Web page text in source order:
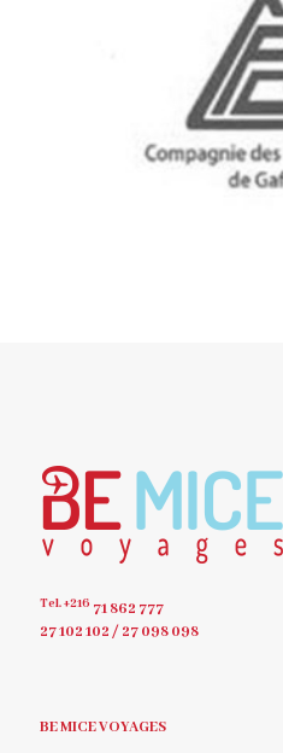
Tel. +216 71 862 777
27 102 102 / 27 098 098
BE MICE VOYAGES